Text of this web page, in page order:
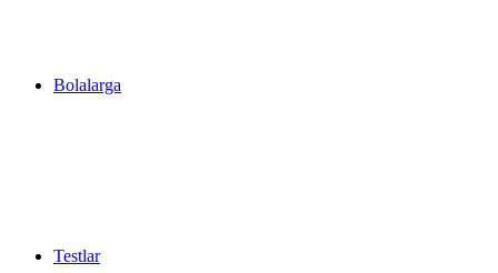
Bolalarga
Testlar